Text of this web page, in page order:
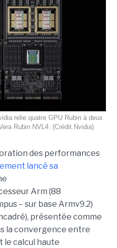
relie quatre GPU Rubin à deux
Rubin NVL4. (Crédit Nvidia)
des performances
lancé sa
Arm (88
– sur base Armv9.2)
présentée comme
la convergence entre
le calcul haute